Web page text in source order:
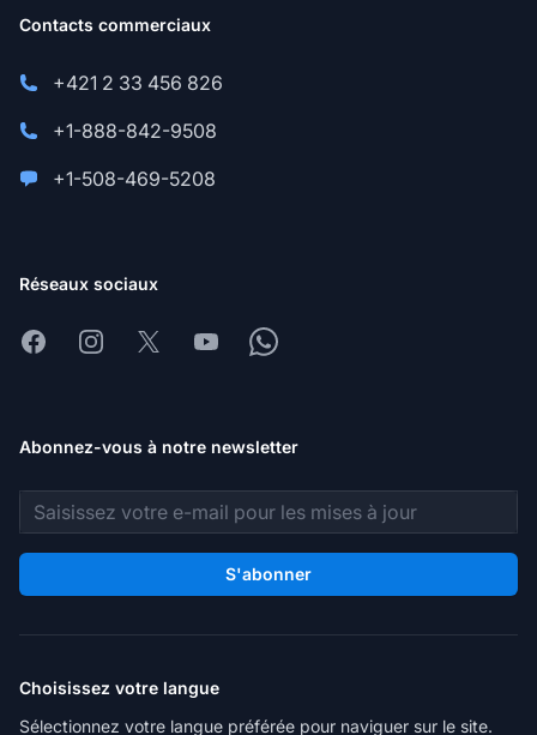
Contacts commerciaux
+421 2 33 456 826
+1-888-842-9508
+1-508-469-5208
Réseaux sociaux
FacebookInstagram
X YoutubeWhatsapp
Abonnez-vous à notre newsletter
Adresse e-mail
S'abonner
Choisissez votre langue
Sélectionnez votre langue préférée pour naviguer sur le site.